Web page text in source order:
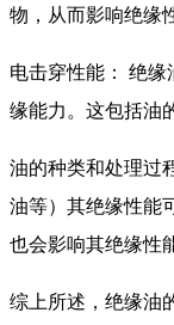
物，从而影响绝缘
电击穿性能： 绝
缘能力。这包括油
油的种类和处理过
油等）其绝缘性能
也会影响其绝缘性
综上所述，绝缘油